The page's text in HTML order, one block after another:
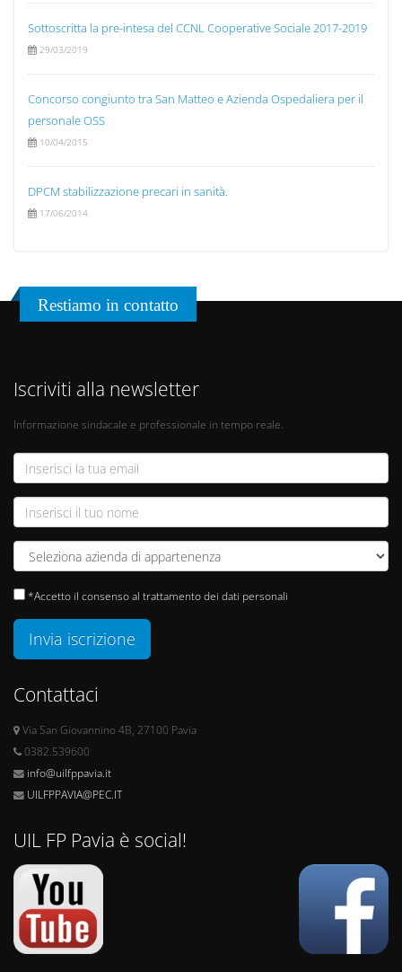
Sottoscritta la pre-intesa del CCNL Cooperative Sociale 2017-2019
29/03/2019
Concorso congiunto tra San Matteo e Azienda Ospedaliera per il
personale OSS
10/04/2015
DPCM stabilizzazione precari in sanità.
17/06/2014
Restiamo in contatto
Iscriviti alla newsletter
Informazione sindacale e professionale in tempo reale.
*Accetto il consenso al trattamento dei dati personali
Invia iscrizione
Contattaci
Via San Giovannino 4B, 27100 Pavia
0382.539600
info@uilfppavia.it
UILFPPAVIA@PEC.IT
UIL FP Pavia è social!